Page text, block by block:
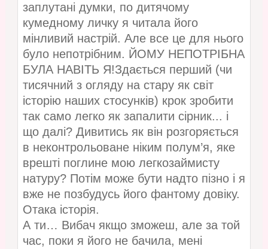
заплутані думки, по дитячому
кумедному личку я читала його
мінливий настрій. Але все це для нього
було непотрібним. ЙОМУ НЕПОТРІБНА
БУЛА НАВІТЬ Я!Здається перший (чи
тисячний з огляду на стару як світ
історію наших стосунків) крок зробити
так само легко як запалити сірник... і
що далі? Дивитись як він розгоряється
в неконтрольоване ніким полум’я, яке
врешті поглине мою легкозаймисту
натуру? Потім може бути надто пізно і я
вже не позбудусь його фантому довіку.
Отака історія.
А ти… Вибач якщо зможеш, але за той
час, поки я його не бачила, мені